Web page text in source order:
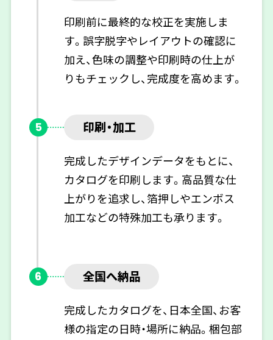
印刷前に最終的な校正を実施しま
す。誤字脱字やレイアウトの確認に
加え、色味の調整や印刷時の仕上が
りもチェックし、完成度を高めます。
5 印刷・加工
完成したデザインデータをもとに、
カタログを印刷します。高品質な仕
上がりを追求し、箔押しやエンボス
加工などの特殊加工も承ります。
6 全国へ納品
完成したカタログを、日本全国、お客
様の指定の日時・場所に納品。梱包部